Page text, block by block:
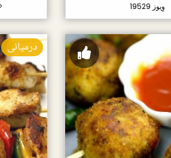
19529 وِیوز
درمیانی